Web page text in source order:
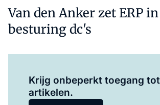
Van den Anker zet ERP
besturing dc's
Krijg onbeperkt toegang
artikelen.